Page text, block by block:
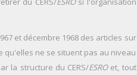
et décembre 1968 des articles sur
qu'elles ne se situent pas au niveau
la structure du CERS/ESROet, tout